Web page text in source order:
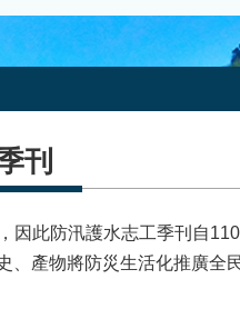
刊
此防汛護水志工季刊自
產物將防災生活化推廣全民